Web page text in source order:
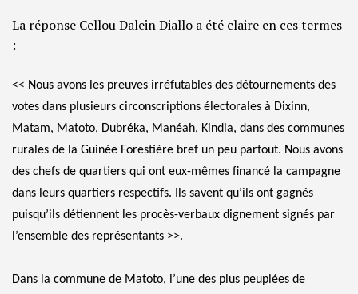
La réponse Cellou Dalein Diallo a été claire en ces termes
:
<< Nous avons les preuves irréfutables des détournements des
votes dans plusieurs circonscriptions électorales à Dixinn,
Matam, Matoto, Dubréka, Manéah, Kindia, dans des communes
rurales de la Guinée Forestière bref un peu partout. Nous avons
des chefs de quartiers qui ont eux-mêmes financé la campagne
dans leurs quartiers respectifs. Ils savent qu’ils ont gagnés
puisqu’ils détiennent les procès-verbaux dignement signés par
l’ensemble des représentants >>.
Dans la commune de Matoto, l’une des plus peuplées de